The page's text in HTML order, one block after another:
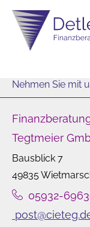
Nehmen Sie mit
Tegtmeier
Bausblick 7
49835
05932-